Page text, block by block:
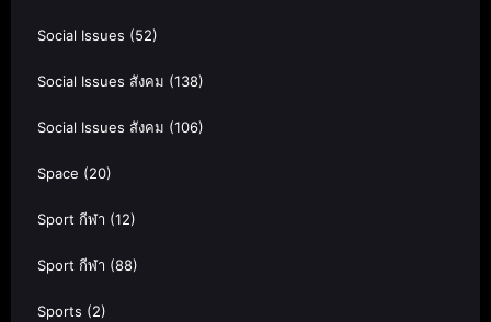
Social Issues (52)
Social Issues สังคม (138)
Social Issues สังคม (106)
Space (20)
Sport กีฬา (12)
Sport กีฬา (88)
Sports (2)